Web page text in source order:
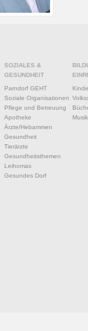
SOZIALES &
GESUNDHEIT
Parndorf GEHT
Soziale Organisationen
Pflege und Betreuung
Apotheke
Ärzte/Hebammen
Gesundheit
Tierärzte
Gesundheitsthemen
Leihomas
Gesundes Dorf